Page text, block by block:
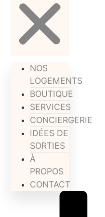
NOS
LOGEMENTS
BOUTIQUE
SERVICES
CONCIERGERIE
IDÉES DE
SORTIES
À
PROPOS
CONTACT